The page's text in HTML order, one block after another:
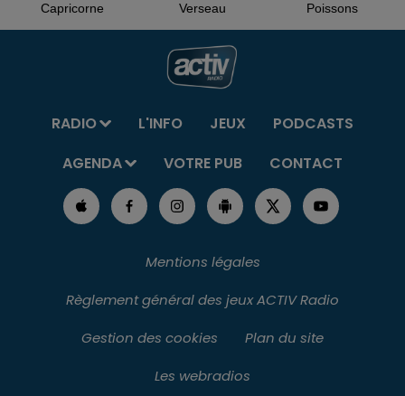
Capricorne Verseau Poissons
RADIO L'INFO JEUX
PODCASTS
AGENDA
VOTRE PUB CONTACT
Mentions légales
Règlement général des jeux ACTIV Radio
Gestion des cookies
Plan du site
Les webradios